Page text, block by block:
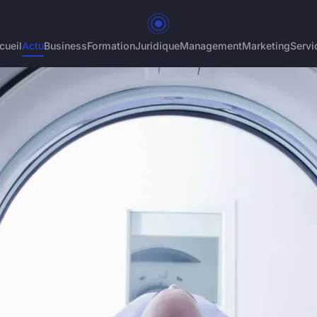
ActuBusinessFormationJuridiqueManagementMarketing